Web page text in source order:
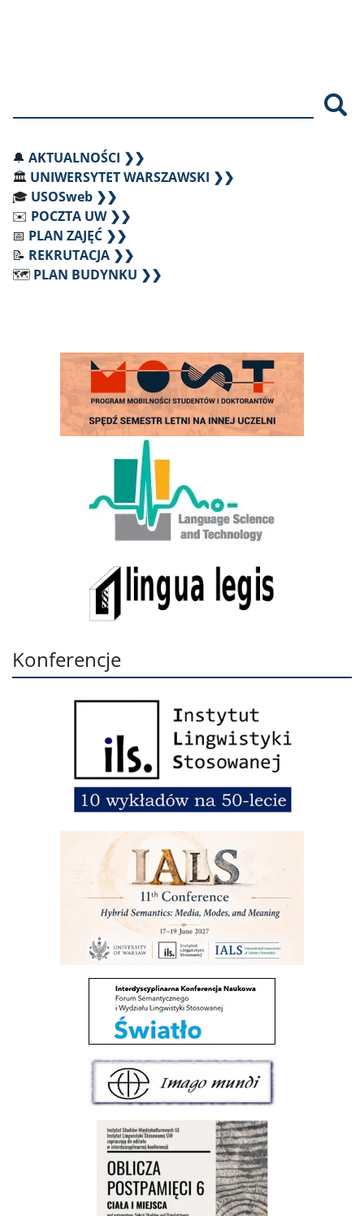
🔔 AKTUALNOŚCI ❯❯
🏛️ UNIWERSYTET WARSZAWSKI ❯❯
🎓 USOSweb ❯❯
✉️ POCZTA UW ❯❯
📅 PLAN ZAJĘĆ ❯❯
📝 REKRUTACJA ❯❯
🗺️ PLAN BUDYNKU ❯❯
Konferencje